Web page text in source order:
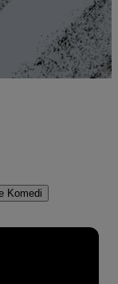
Komedi